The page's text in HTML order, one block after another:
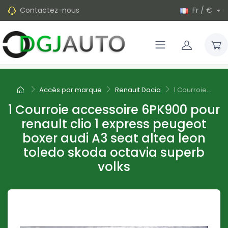
Contactez-nous Fr / €
Accès par marque Renault Dacia 1 Courroie...
1 Courroie accessoire 6PK900 pour
renault clio 1 express peugeot
boxer audi A3 seat altea leon
toledo skoda octavia superb
volks